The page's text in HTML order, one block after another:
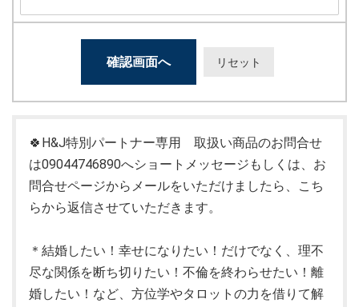
🍀H&J特別パートナー専用 取扱い商品のお問合せ
は09044746890へショートメッセージもしくは、お
問合せページからメールをいただけましたら、こち
らから返信させていただきます。
＊結婚したい！幸せになりたい！だけでなく、理不
尽な関係を断ち切りたい！不倫を終わらせたい！離
婚したい！など、方位学やタロットの力を借りて解